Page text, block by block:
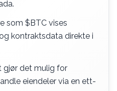
som $BTC vises
kontraktsdata direkte i
gjør det mulig for
eiendeler via en ett-